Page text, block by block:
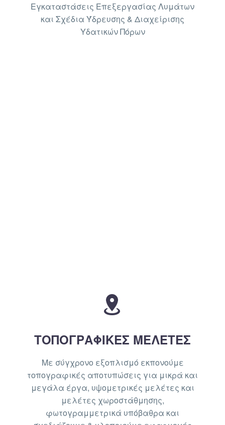
Εγκαταστάσεις Επεξεργασίας Λυμάτων
και Σχέδια Ύδρευσης & Διαχείρισης
Υδατικών Πόρων


ΤΟΠΟΓΡΑΦΙΚΕΣ ΜΕΛΕΤΕΣ
Με σύγχρονο εξοπλισμό εκπονούμε
τοπογραφικές αποτυπώσεις για μικρά και
μεγάλα έργα, υψομετρικές μελέτες και
μελέτες χωροστάθμησης,
φωτογραμμετρικά υπόβαθρα και